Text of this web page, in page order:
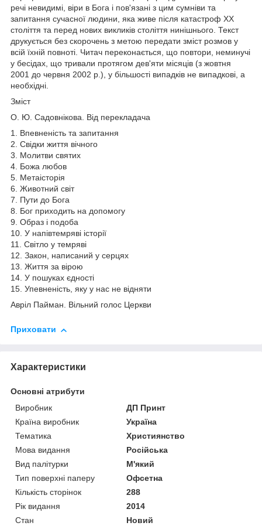
речі невидимі, віри в Бога і пов'язані з цим сумніви та
запитання сучасної людини, яка живе після катастроф XX
століття та перед нових викликів століття нинішнього. Текст
друкується без скорочень з метою передати зміст розмов у
всій їхній повноті. Читач переконається, що повтори, неминучі
у бесідах, що тривали протягом дев'яти місяців (з жовтня
2001 до червня 2002 р.), у більшості випадків не випадкові, а
необхідні.
Зміст
О. Ю. Садовнікова. Від перекладача
1. Впевненість та запитання
2. Свідки життя вічного
3. Молитви святих
4. Божа любов
5. Метаісторія
6. Животний світ
7. Пути до Бога
8. Бог приходить на допомогу
9. Образ і подоба
10. У напівтемряві історії
11. Світло у темряві
12. Закон, написаний у серцях
13. Життя за вірою
14. У пошуках єдності
15. Упевненість, яку у нас не відняти
Авріл Пайман. Вільний голос Церкви
Приховати
Характеристики
Основні атрибути
Виробник
ДП Принт
Країна виробник
Україна
Тематика
Християнство
Мова видання
Російська
Вид палітурки
М'який
Тип поверхні паперу
Офсетна
Кількість сторінок
288
Рік видання
2014
Стан
Новий